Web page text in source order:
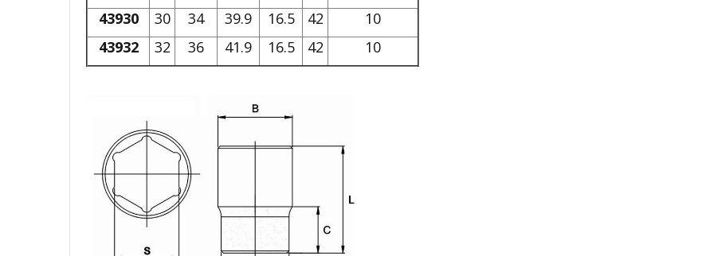
43930
30 34 39.9 16.5 42
10
43932
32 36 41.9 16.5 42 10